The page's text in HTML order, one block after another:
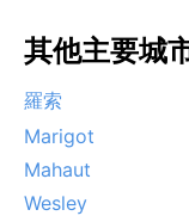
其他主要城
羅索
Marigot
Mahaut
Wesley